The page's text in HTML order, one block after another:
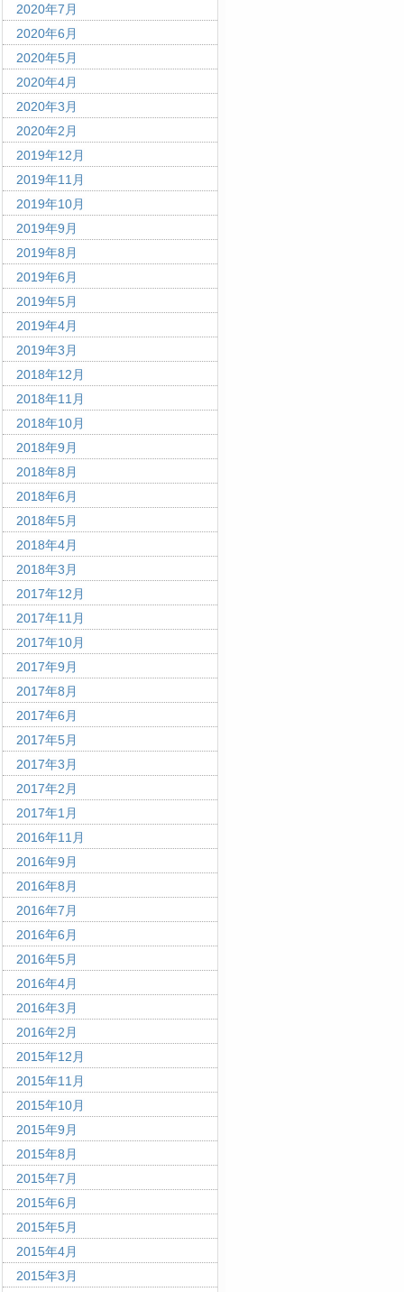
2020年7月
2020年6月
2020年5月
2020年4月
2020年3月
2020年2月
2019年12月
2019年11月
2019年10月
2019年9月
2019年8月
2019年6月
2019年5月
2019年4月
2019年3月
2018年12月
2018年11月
2018年10月
2018年9月
2018年8月
2018年6月
2018年5月
2018年4月
2018年3月
2017年12月
2017年11月
2017年10月
2017年9月
2017年8月
2017年6月
2017年5月
2017年3月
2017年2月
2017年1月
2016年11月
2016年9月
2016年8月
2016年7月
2016年6月
2016年5月
2016年4月
2016年3月
2016年2月
2015年12月
2015年11月
2015年10月
2015年9月
2015年8月
2015年7月
2015年6月
2015年5月
2015年4月
2015年3月